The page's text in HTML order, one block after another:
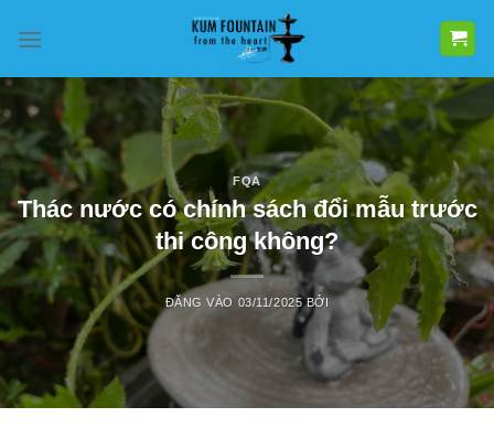
qua
dung
FQA
Thác nước có chính sách đổi mẫu trước
thi công không?
ĐĂNG VÀO 03/11/2025 BỞI